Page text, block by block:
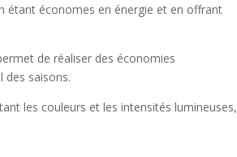
étant économes en énergie et en offrant
de réaliser des économies
des saisons.
les couleurs et les intensités lumineuses,